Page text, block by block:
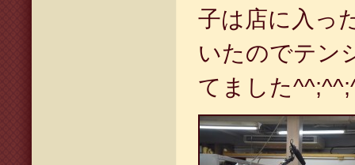
子は店に入っ
いたのでテン
てました